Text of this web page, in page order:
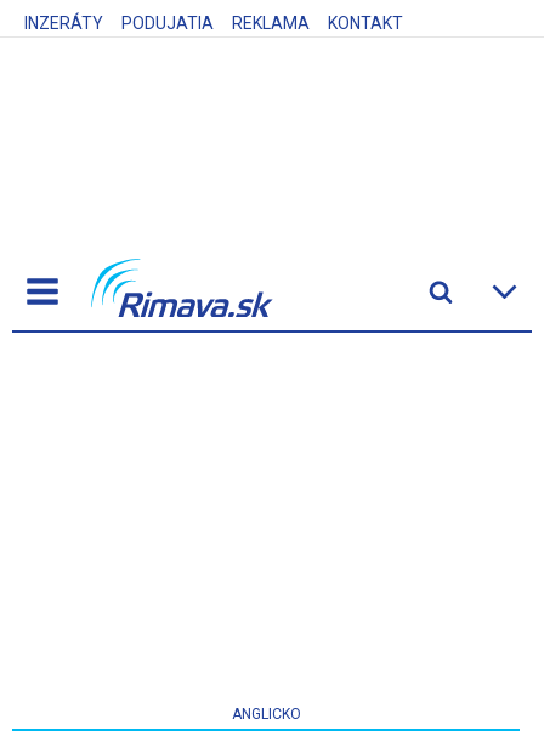
INZERÁTY PODUJATIA REKLAMA KONTAKT
ANGLICKO